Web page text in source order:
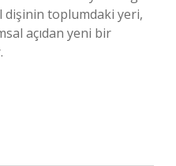
dişinin toplumdaki yeri,
açıdan yeni bir